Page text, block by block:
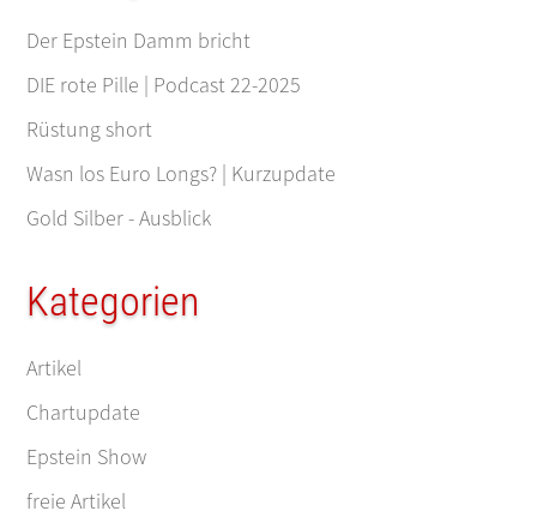
Der Epstein Damm bricht
DIE rote Pille | Podcast 22-2025
Rüstung short
Wasn los Euro Longs? | Kurzupdate
Gold Silber - Ausblick
Kategorien
Artikel
Chartupdate
Epstein Show
freie Artikel